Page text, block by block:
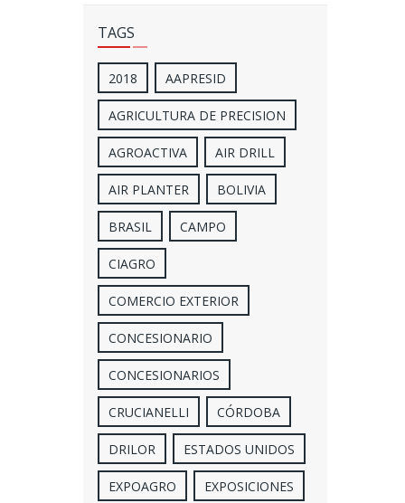
TAGS
2018 AAPRESID
AGRICULTURA DE PRECISION
AGROACTIVA AIR DRILL
AIR PLANTER BOLIVIA
BRASIL CAMPO
CIAGRO
COMERCIO EXTERIOR
CONCESIONARIO
CONCESIONARIOS
CRUCIANELLI CÓRDOBA
DRILOR ESTADOS UNIDOS
EXPOAGRO EXPOSICIONES